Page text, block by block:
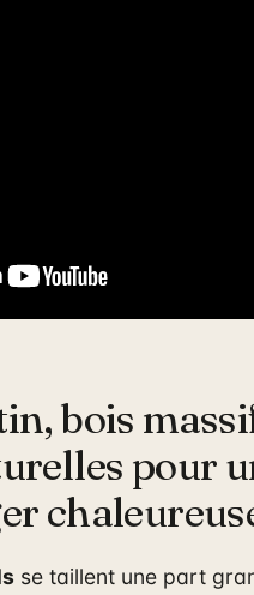
bois
pour
se taillent une part